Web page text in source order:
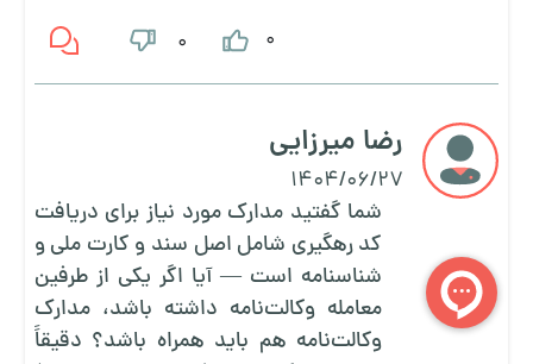
0
0
رضا میرزایی
1404/06/27
شما گفتید مدارک مورد نیاز برای دریافت
کد رهگیری شامل اصل سند و کارت ملی و
شناسنامه است — آیا اگر یکی از طرفین
معامله وکالت‌نامه داشته باشد، مدارک
وکالت‌نامه هم باید همراه باشد؟ دقیقاً